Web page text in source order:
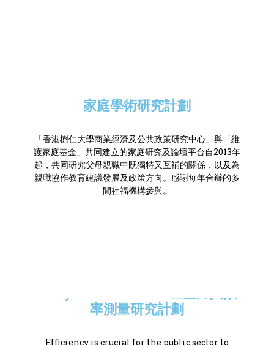
家庭學術研究計劃
「香港樹仁大學商業經濟及公共政策研究中心」與「維
護家庭基金」共同建立的家庭研究及論壇平台自2013年
起，共同研究父母親職中既獨特又互補的關係，以及為
親職協作教育建議發展及政策方向。感謝每年合辦的多
間社福機構參與。
率測量研究計劃
Efficiency is crucial for the public sector to